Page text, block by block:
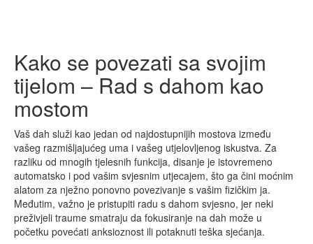
Kako se povezati sa svojim
tijelom – Rad s dahom kao
mostom
Vaš dah služi kao jedan od najdostupnijih mostova između
vašeg razmišljajućeg uma i vašeg utjelovljenog iskustva. Za
razliku od mnogih tjelesnih funkcija, disanje je istovremeno
automatsko i pod vašim svjesnim utjecajem, što ga čini moćnim
alatom za nježno ponovno povezivanje s vašim fizičkim ja.
Međutim, važno je pristupiti radu s dahom svjesno, jer neki
preživjeli traume smatraju da fokusiranje na dah može u
početku povećati anksioznost ili potaknuti teška sjećanja.